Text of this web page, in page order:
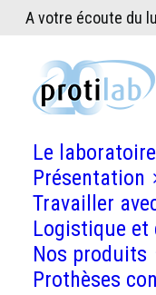
A votre écoute du
Le laboratoire
Présentation
Travailler
Logistique et
Nos produits
Prothèses